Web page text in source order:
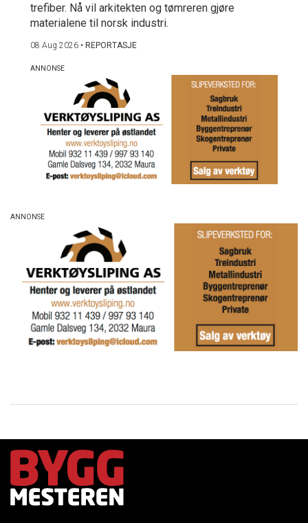
trefiber. Nå vil arkitekten og tømreren gjøre
materialene til norsk industri.
08 Aug 2026 • REPORTASJE